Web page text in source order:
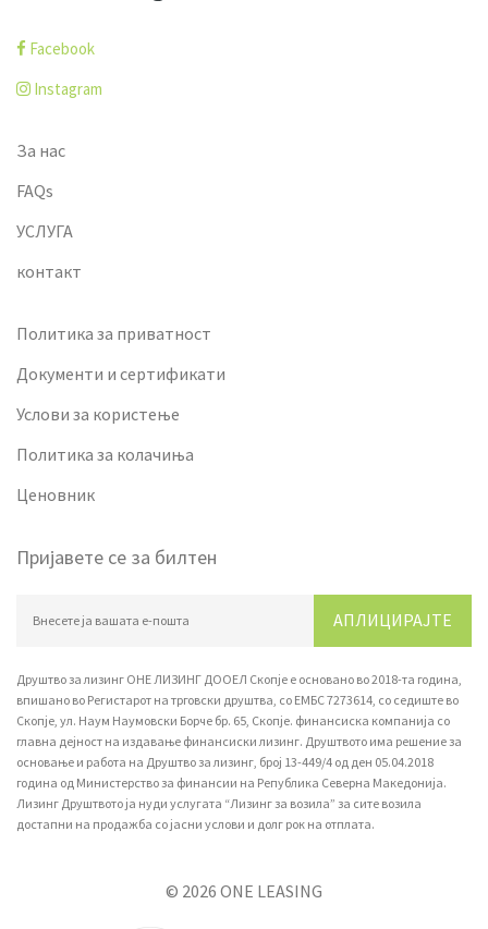
Facebook
Instagram
За нас
FAQs
УСЛУГА
контакт
Политика за приватност
Документи и сертификати
Услови за користење
Политика за колачиња
Ценовник
Пријавете се за билтен
АПЛИЦИРАЈТЕ
Друштво за лизинг ОНЕ ЛИЗИНГ ДООЕЛ Скопје е основано во 2018-та година,
впишано вo Регистарот на трговски друштва, со ЕМБС 7273614, со седиште во
Скопје, ул. Наум Наумовски Борче бр. 65, Скопје. финансиска компанија со
главна дејност на издавање финансиски лизинг. Друштвото има решение за
основање и работа на Друштво за лизинг, број 13-449/4 од ден 05.04.2018
година од Министерство за финансии на Република Северна Македонија.
Лизинг Друштвото ја нуди услугата “Лизинг за возила” за сите возила
достапни на продажба со јасни услови и долг рок на отплата.
© 2026 ONE LEASING